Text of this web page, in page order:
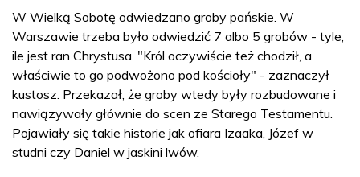
W Wielką Sobotę odwiedzano groby pańskie. W
Warszawie trzeba było odwiedzić 7 albo 5 grobów - tyle,
ile jest ran Chrystusa. "Król oczywiście też chodził, a
właściwie to go podwożono pod kościoły" - zaznaczył
kustosz. Przekazał, że groby wtedy były rozbudowane i
nawiązywały głównie do scen ze Starego Testamentu.
Pojawiały się takie historie jak ofiara Izaaka, Józef w
studni czy Daniel w jaskini lwów.